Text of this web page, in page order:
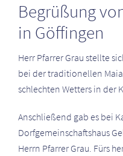
Begrüßung
in Göffingen
Herr Pfarrer Grau stellte
bei der traditionellen
schlechten Wetters in der
Anschließend gab es bei
Dorfgemeinschaftshaus
Herrn Pfarrer Grau. Fürs